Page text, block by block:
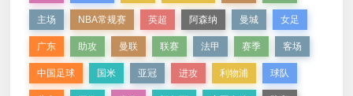
主场 NBA常规赛 英超 阿森纳 曼城 女足
广东 助攻 曼联 联赛 法甲 赛季 客场
中国足球 国米 亚冠 进攻 利物浦 球队